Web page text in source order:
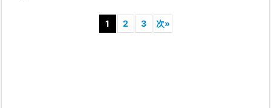
1 2 3 次»